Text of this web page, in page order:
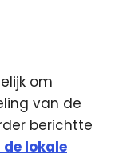
om
van de
berichtte
lokale